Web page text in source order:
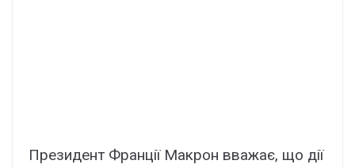
Президент Франції Макрон вважає, що дії